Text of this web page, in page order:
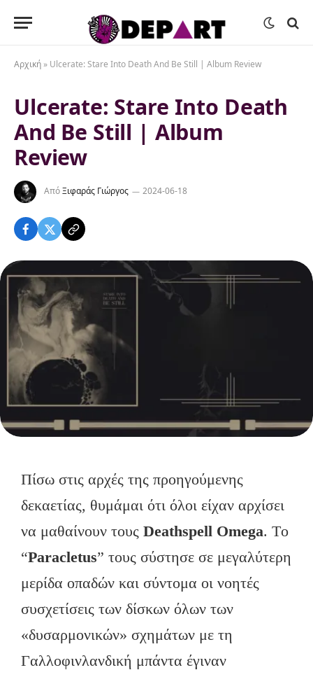
Αρχική » Ulcerate: Stare Into Death And Be Still | Album Review
Ulcerate: Stare Into Death
And Be Still | Album
Review
ΑπόΞιφαράς Γιώργος 2024-06-18
Πίσω στις αρχές της προηγούμενης
δεκαετίας, θυμάμαι ότι όλοι είχαν αρχίσει
να μαθαίνουν τους Deathspell Omega. Tο
“Paracletus” τους σύστησε σε μεγαλύτερη
μερίδα οπαδών και σύντομα οι νοητές
συσχετίσεις των δίσκων όλων των
«δυσαρμονικών» σχημάτων με τη
Γαλλοφινλανδική μπάντα έγιναν